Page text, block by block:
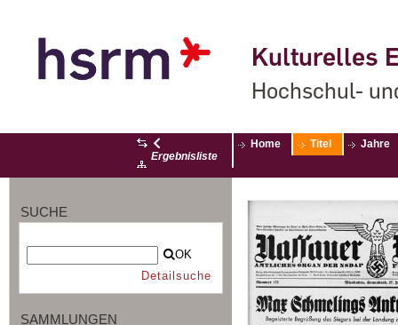
Kulturelles
Hochschul-
Ergebnisliste
Home Titel Jahre
SUCHE
OK
Detailsuche
SAMMLUNGEN